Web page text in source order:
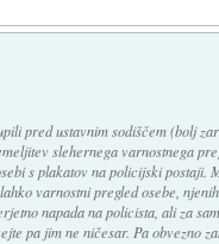
pred ustavnim sodiščem (bolj
slehernega varnostnega
s plakatov na policijski postaji.
varnostni pregled osebe,
napada na policista, ali za
pa jim ne ničesar. Pa obvezno